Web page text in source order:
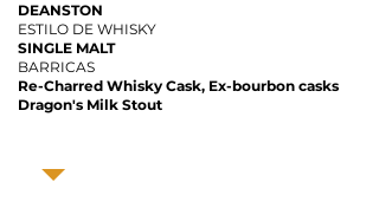
DEANSTON
ESTILO DE WHISKY
SINGLE MALT
BARRICAS
Re-Charred Whisky Cask, Ex-bourbon casks
Dragon's Milk Stout